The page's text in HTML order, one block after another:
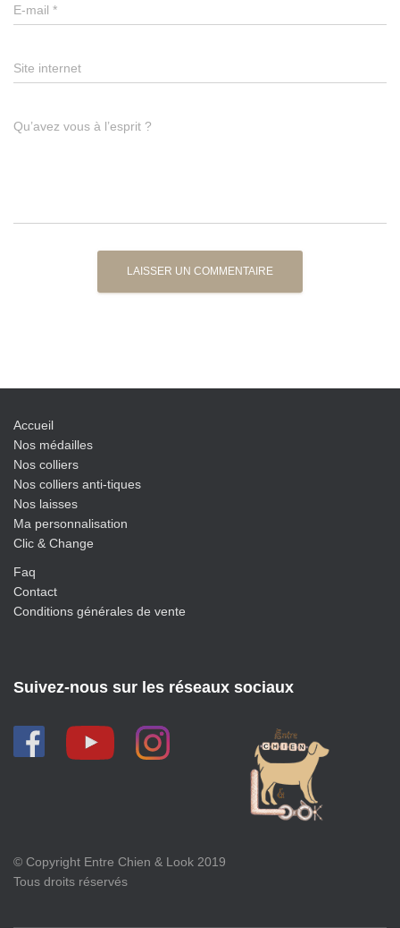
E-mail *
Site internet
Qu’avez vous à l’esprit ?
Accueil
Nos médailles
Nos colliers
Nos colliers anti-tiques
Nos laisses
Ma personnalisation
Clic & Change
Faq
Contact
Conditions générales de vente
Suivez-nous sur les réseaux sociaux
© Copyright Entre Chien & Look 2019
Tous droits réservés